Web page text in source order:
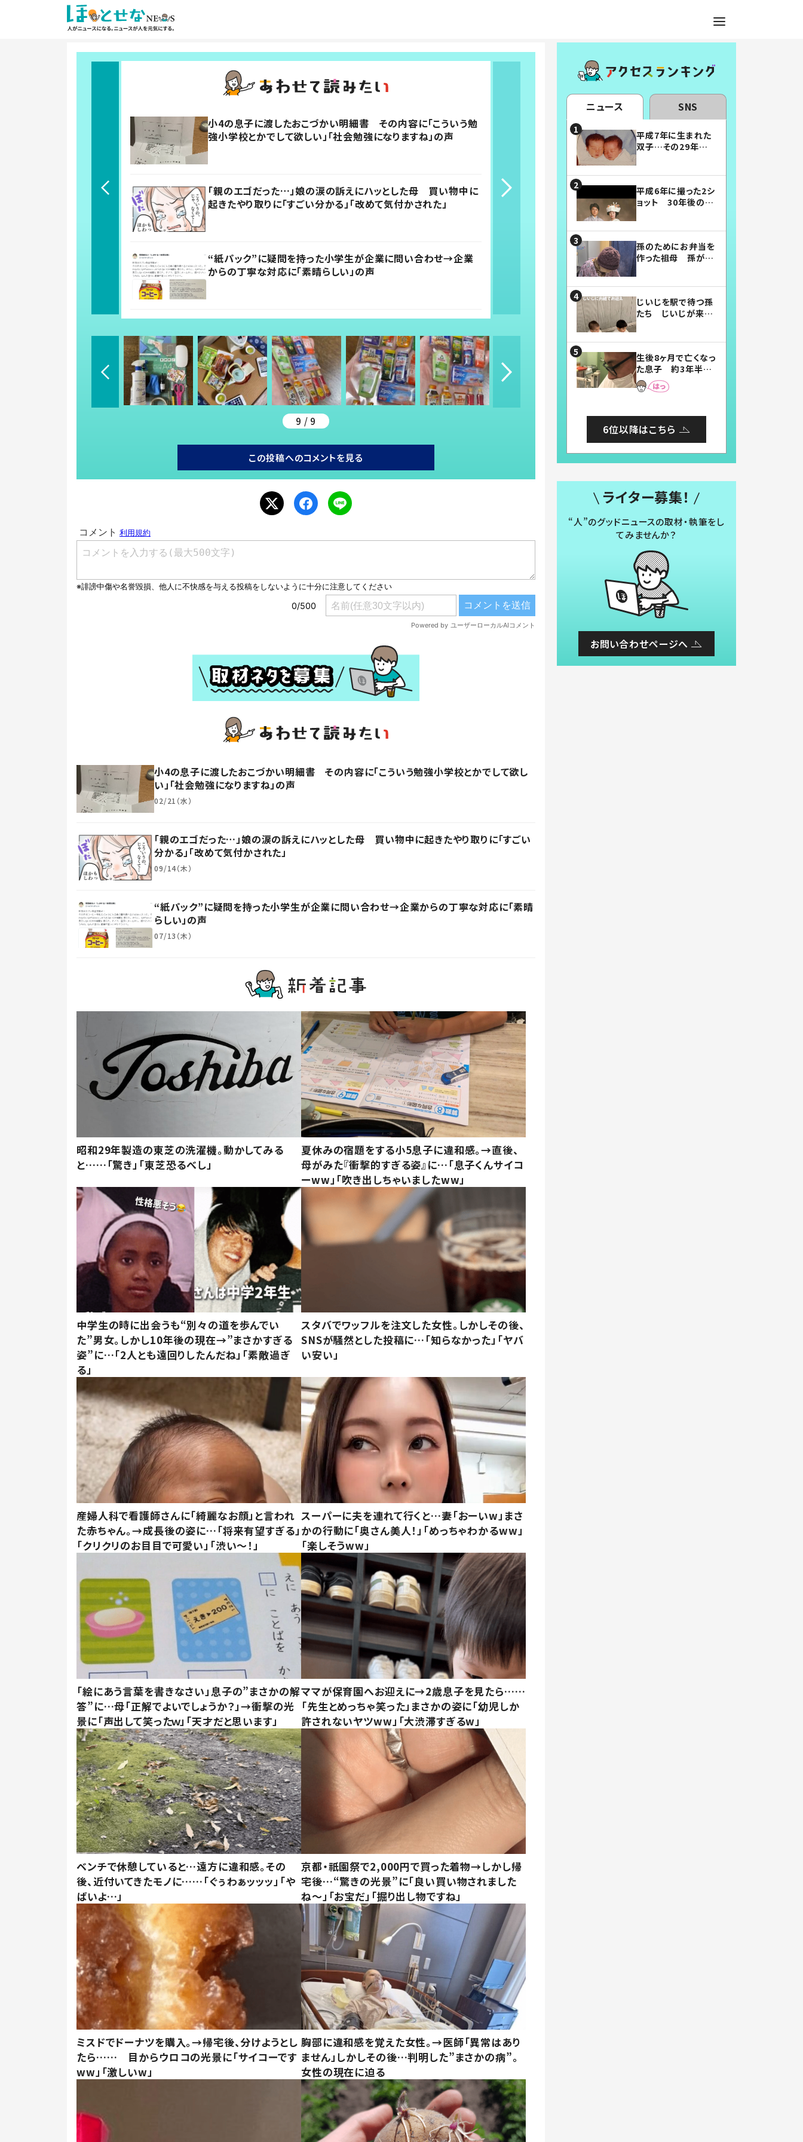
小4の息子に渡したおこづかい明細書 その内容に「こういう勉
強小学校とかでして欲しい」「社会勉強になりますね」の声
「親のエゴだった…」娘の涙の訴えにハッとした母 買い物中に
起きたやり取りに「すごい分かる」「改めて気付かされた」
“紙パック”に疑問を持った小学生が企業に問い合わせ→企業
からの丁寧な対応に「素晴らしい」の声
9 / 9
この投稿へのコメントを見る
小4の息子に渡したおこづかい明細書 その内容に「こういう勉強小学校とかでして欲し
い」「社会勉強になりますね」の声
02/21（水）
「親のエゴだった…」娘の涙の訴えにハッとした母 買い物中に起きたやり取りに「すごい
分かる」「改めて気付かされた」
09/14（木）
“紙パック”に疑問を持った小学生が企業に問い合わせ→企業からの丁寧な対応に「素晴
らしい」の声
07/13（木）
昭和29年製造の東芝の洗濯機。動かしてみる
と……「驚き」「東芝恐るべし」
夏休みの宿題をする小5息子に違和感。→直後、
母がみた『衝撃的すぎる姿』に…「息子くんサイコ
ーww」「吹き出しちゃいましたww」
中学生の時に出会うも“別々の道を歩んでい
た”男女。しかし10年後の現在→”まさかすぎる
姿”に…「2人とも遠回りしたんだね」「素敵過ぎ
る」
スタバでワッフルを注文した女性。しかしその後、
SNSが騒然とした投稿に…「知らなかった」「ヤバ
い安い」
産婦人科で看護師さんに「綺麗なお顔」と言われ
た赤ちゃん。→成長後の姿に…「将来有望すぎる」
「クリクリのお目目で可愛い」「渋い～！」
スーパーに夫を連れて行くと…妻「おーいw」まさ
かの行動に「奥さん美人！」「めっちゃわかるww」
「楽しそうww」
「絵にあう言葉を書きなさい」息子の”まさかの解
答”に…母「正解でよいでしょうか？」→衝撃の光
景に「声出して笑ったｗ」「天才だと思います」
ママが保育園へお迎えに→2歳息子を見たら……
「先生とめっちゃ笑った」まさかの姿に「幼児しか
許されないヤツww」「大渋滞すぎるw」
ベンチで休憩していると…遠方に違和感。その
後、近付いてきたモノに……「ぐぅわぁッッッ」「や
ばいよ…」
京都・祇園祭で2,000円で買った着物→しかし帰
宅後…“驚きの光景”に「良い買い物されました
ね～」「お宝だ」「掘り出し物ですね」
ミスドでドーナツを購入。→帰宅後、分けようとし
たら…… 目からウロコの光景に「サイコーです
ww」「激しいw」
胸部に違和感を覚えた女性。→医師「異常はあり
ません」しかしその後…判明した”まさかの病”。
女性の現在に迫る
ニュース SNS
平成7年に生まれた
双子…その29年後
平成6年に撮った2シ
ョット 30年後の姿
孫のためにお弁当を
作った祖母 孫が絶
じいじを駅で待つ孫
たち じいじが来た
まらない」「幸せにな
れる」
生後8ヶ月で亡くなっ
た息子 約3年半
後、当時の妻の日記
に書いてあった本音
6位以降はこちら
ライター募集！
“人”のグッドニュースの取材・執筆をし
てみませんか？
お問い合わせページへ